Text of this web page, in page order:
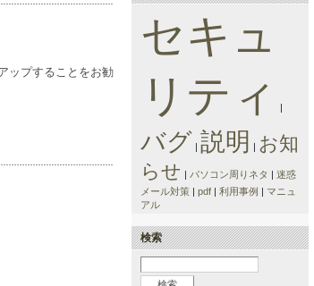
ップすることをお勧
セキュ
リティ
|
バグ | 説明 | お知
らせ | パソコン周りネタ | 迷惑
メール対策 | pdf | 利用事例 | マニュ
アル
検索